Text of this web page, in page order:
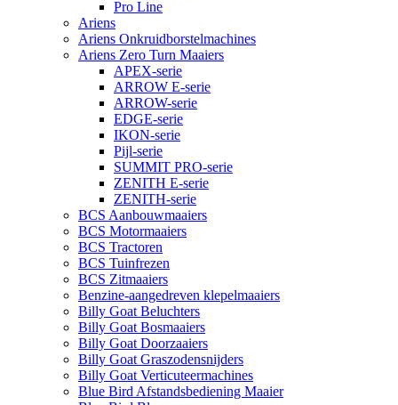
Pro Line
Ariens
Ariens Onkruidborstelmachines
Ariens Zero Turn Maaiers
APEX-serie
ARROW E-serie
ARROW-serie
EDGE-serie
IKON-serie
Pijl-serie
SUMMIT PRO-serie
ZENITH E-serie
ZENITH-serie
BCS Aanbouwmaaiers
BCS Motormaaiers
BCS Tractoren
BCS Tuinfrezen
BCS Zitmaaiers
Benzine-aangedreven klepelmaaiers
Billy Goat Beluchters
Billy Goat Bosmaaiers
Billy Goat Doorzaaiers
Billy Goat Graszodensnijders
Billy Goat Verticuteermachines
Blue Bird Afstandsbediening Maaier